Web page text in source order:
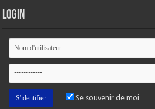
Login
Se souvenir de moi